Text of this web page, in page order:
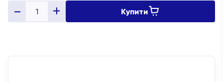
Quantity
Купити